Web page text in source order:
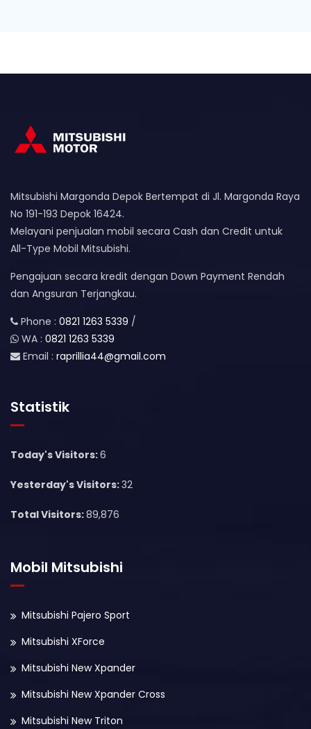
Mitsubishi Margonda Depok Bertempat di Jl. Margonda Raya
No 191-193 Depok 16424.
Melayani penjualan mobil secara Cash dan Credit untuk
All-Type Mobil Mitsubishi.
Pengajuan secara kredit dengan Down Payment Rendah
dan Angsuran Terjangkau.
Phone : 0821 1263 5339 /
WA : 0821 1263 5339
Email : raprillia44@gmail.com
Statistik
Today's Visitors:6
Yesterday's Visitors:32
Total Visitors:89,876
Mobil Mitsubishi
Mitsubishi Pajero Sport
Mitsubishi XForce
Mitsubishi New Xpander
Mitsubishi New Xpander Cross
Mitsubishi New Triton